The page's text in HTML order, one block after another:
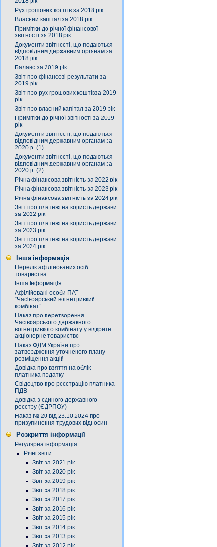
Рух грошових коштів за 2018 рік
Власний капітал за 2018 рік
Примітки до річної фінансової
звітності за 2018 рік
Документи звітності, що подаються
відповідним державним органам за
2018 рік
Баланс за 2019 рік
Звіт про фінансові результати за
2019 рік
Звіт про рух грошових коштівза 2019
рік
Звіт про власний капітал за 2019 рік
Примітки до річної звітності за 2019
рік
Документи звітності, що подаються
відповідним державним органам за
2020 р. (1)
Документи звітності, що подаються
відповідним державним органам за
2020 р. (2)
Річна фінансова звітність за 2022 рік
Річна фінансова звітність за 2023 рік
Річна фінансова звітність за 2024 рік
Звіт про платежі на користь держави
за 2022 рік
Звіт про платежі на користь держави
за 2023 рік
Звіт про платежі на користь держави
за 2024 рік
Інша інформація
Перелік афілійованих осіб
товариства
Інша інформація
Афілійовані особи ПАТ
“Часівоярський вогнетривкий
комбінат”
Наказ про перетворення
Часівоярського державного
вогнетривкого комбінату у відкрите
акціонерне товариство
Наказ ФДМ України про
затвердження уточненого плану
розміщення акцій
Довідка про взяття на облік
платника податку
Свідоцтво про реєстрацію платника
ПДВ
Довідка з єдиного державного
реєстру (ЄДРПОУ)
Наказ № 20 від 23.10.2024 про
призупинення трудових відносин
Розкриття інформації
Регулярна інформація
Річні звіти
Звіт за 2021 рік
Звіт за 2020 рік
Звіт за 2019 рік
Звіт за 2018 рік
Звіт за 2017 рік
Звіт за 2016 рік
Звіт за 2015 рік
Звіт за 2014 рік
Звіт за 2013 рік
Звіт за 2012 рік